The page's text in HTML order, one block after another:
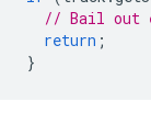
// Bail out
return ;
}